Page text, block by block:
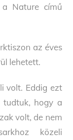
Nature című
az éves
lehetett.
volt. Eddig ezt
tudtuk, hogy a
volt, de nem
közeli